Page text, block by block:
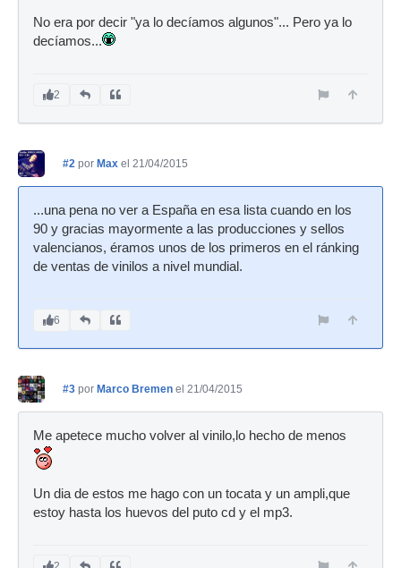
No era por decir "ya lo decíamos algunos"... Pero ya lo
decíamos...
2
#2 por Max el 21/04/2015
...una pena no ver a España en esa lista cuando en los
90 y gracias mayormente a las producciones y sellos
valencianos, éramos unos de los primeros en el ránking
de ventas de vinilos a nivel mundial.
6
#3 por Marco Bremen el 21/04/2015
Me apetece mucho volver al vinilo,lo hecho de menos
Un dia de estos me hago con un tocata y un ampli,que
estoy hasta los huevos del puto cd y el mp3.